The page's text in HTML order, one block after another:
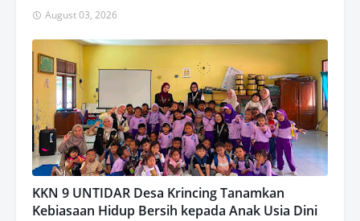
August 03, 2026
KKN 9 UNTIDAR Desa Krincing Tanamkan
Kebiasaan Hidup Bersih kepada Anak Usia Dini